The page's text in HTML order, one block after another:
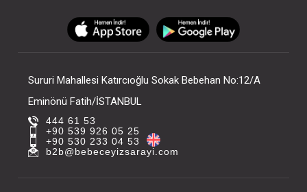
Sururi Mahallesi Katırcıoğlu Sokak Bebehan No:12/A
Eminönü Fatih/İSTANBUL
444 61 53
+90 539 926 05 25
+90 530 233 04 53
b2b@bebeceyizsarayi.com